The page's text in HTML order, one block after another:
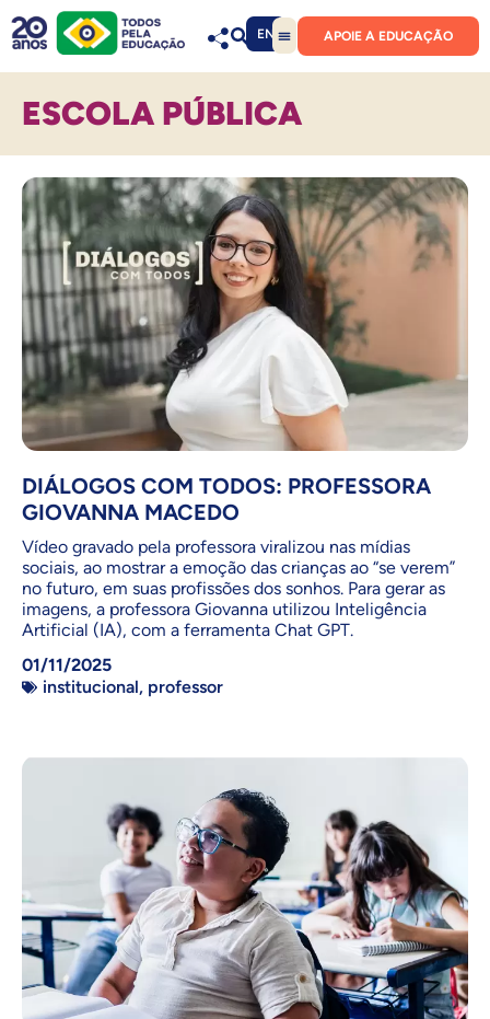
EN APOIE A EDUCAÇÃO
ESCOLA PÚBLICA
DIÁLOGOS COM TODOS: PROFESSORA
GIOVANNA MACEDO
Vídeo gravado pela professora viralizou nas mídias
sociais, ao mostrar a emoção das crianças ao “se verem”
no futuro, em suas profissões dos sonhos. Para gerar as
imagens, a professora Giovanna utilizou Inteligência
Artificial (IA), com a ferramenta Chat GPT.
01/11/2025
institucional, professor